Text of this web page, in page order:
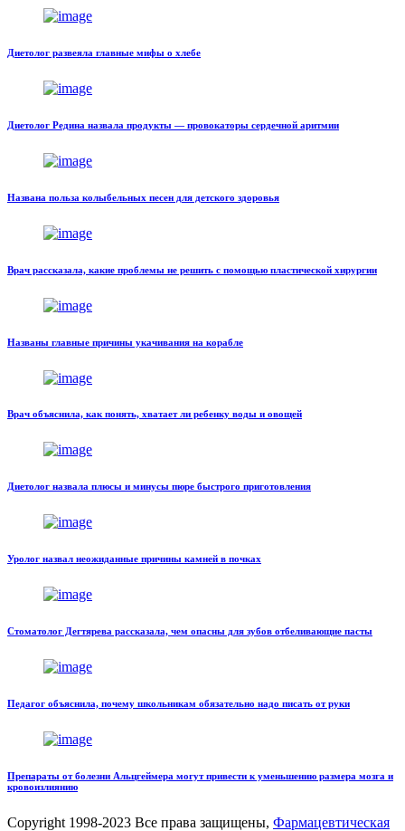
Диетолог развеяла главные мифы о хлебе
Диетолог Редина назвала продукты — провокаторы сердечной аритмии
Названа польза колыбельных песен для детского здоровья
Врач рассказала, какие проблемы не решить с помощью пластической хирургии
Названы главные причины укачивания на корабле
Врач объяснила, как понять, хватает ли ребенку воды и овощей
Диетолог назвала плюсы и минусы пюре быстрого приготовления
Уролог назвал неожиданные причины камней в почках
Стоматолог Дегтярева рассказала, чем опасны для зубов отбеливающие пасты
Педагог объяснила, почему школьникам обязательно надо писать от руки
Препараты от болезни Альцгеймера могут привести к уменьшению размера мозга и
кровоизлиянию
Copyright 1998-2023 Все права защищены, Фармацевтическая